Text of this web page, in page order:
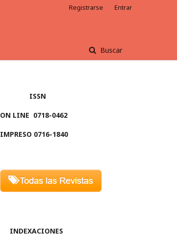
Buscar
Registrarse Entrar
ISSN
ON LINE 0718-0462
IMPRESO 0716-1840
INDEXACIONES